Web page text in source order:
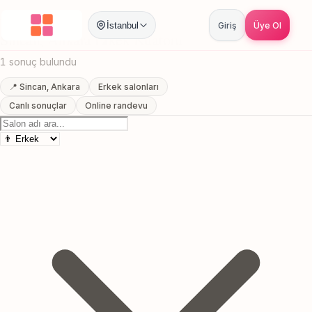
İstanbul Giriş Üye Ol
Anasayfa / Ankara Sincan Erkek Kuaförü
Sincan, Ankara Erkek Kuaförü
1 sonuç bulundu
📍 Sincan, Ankara
Erkek salonları
Canlı sonuçlar
Online randevu